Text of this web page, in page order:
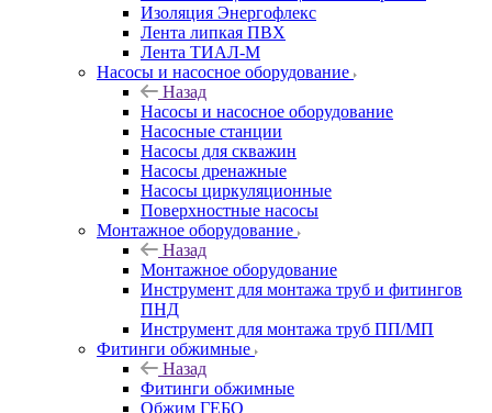
Изоляция Энергофлекс
Лента липкая ПВХ
Лента ТИАЛ-М
Насосы и насосное оборудование
Назад
Насосы и насосное оборудование
Насосные станции
Насосы для скважин
Насосы дренажные
Насосы циркуляционные
Поверхностные насосы
Монтажное оборудование
Назад
Монтажное оборудование
Инструмент для монтажа труб и фитингов
ПНД
Инструмент для монтажа труб ПП/МП
Фитинги обжимные
Назад
Фитинги обжимные
Обжим ГЕБО